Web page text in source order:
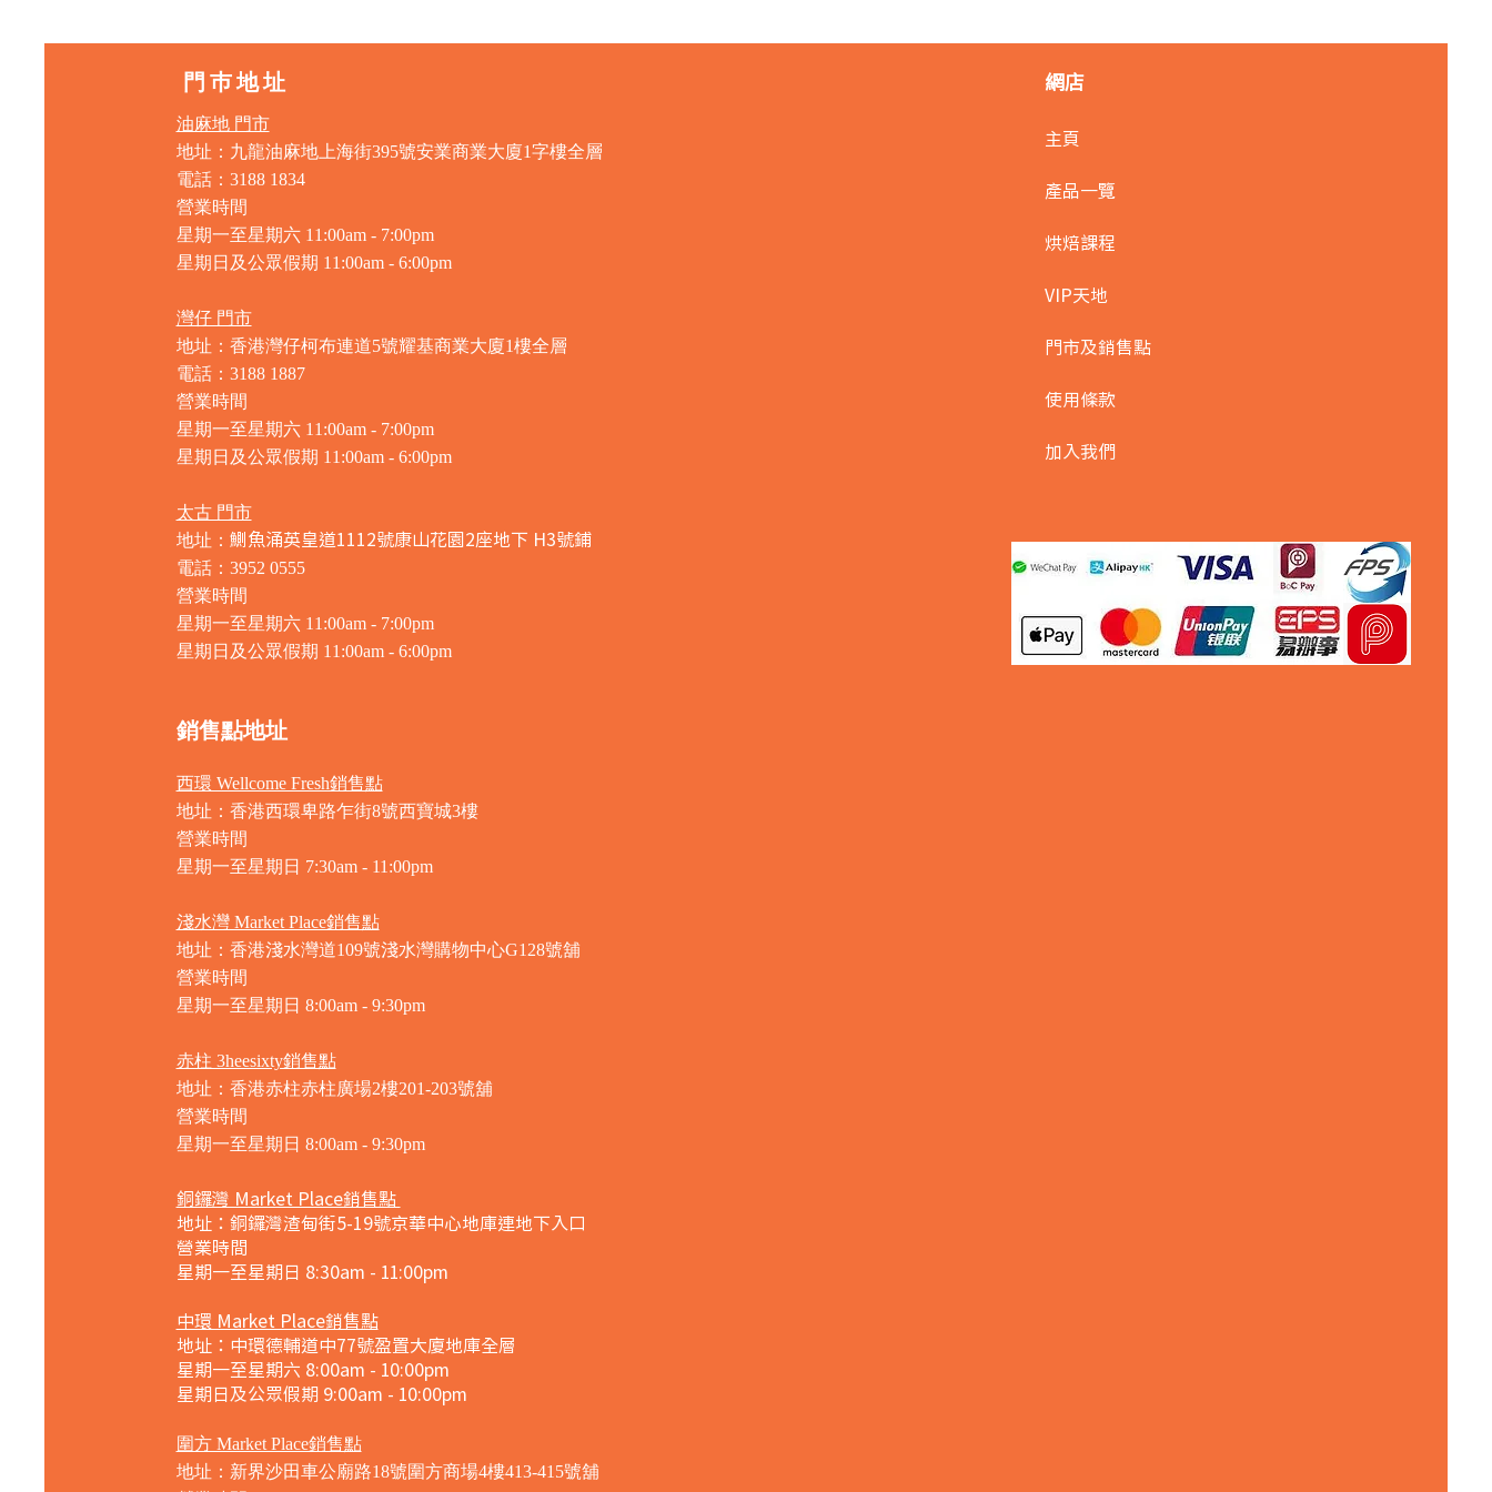
門巿地址
油麻地 門市
地址：九龍油麻地上海街395號安業商業大廈1字樓全層
電話：3188 1834
營業時間
星期一至星期六 11:00am - 7:00pm
星期日及公眾假期 11:00am - 6:00pm
灣仔 門市
地址：香港灣仔柯布連道5號耀基商業大廈1樓全層
電話：3188 1887
營業時間
星期一至星期六 11:00am - 7:00pm
星期日及公眾假期 11:00am - 6:00pm
太古 門市
地址： 鰂魚涌英皇道1112號康山花園2座地下 H3號鋪
電話：3952 0555
營業時間
星期一至星期六 11:00am - 7:00pm
星期日及公眾假期 11:00am - 6:00pm
銷售點地址
西環 Wellcome Fresh銷售點
地址：香港西環卑路乍街8號西寶城3樓
營業時間
星期一至星期日 7:30am - 11:00pm
淺水灣 Market Place銷售點
地址：香港淺水灣道109號淺水灣購物中心G128號舖
營業時間
星期一至星期日 8:00am - 9:30pm
赤柱 3heesixty銷售點
地址：香港赤柱赤柱廣場2樓201-203號舖
營業時間
星期一至星期日 8:00am - 9:30pm
銅鑼灣 Market Place銷售點
地址：銅鑼灣渣甸街5-19號京華中心地庫連地下入口​
營業時間
星期一至星期日 8:30am - 11:00pm
中環 Market Place銷售點
地址：中環德輔道中77號盈置大廈地庫全層
星期一至星期六 8:00am - 10:00pm
星期日及公眾假期 9:00am - 10:00pm
圍方 Market Place銷售點
地址：新界沙田車公廟路18號圍方商場4樓413-415號舖
網店
主頁
產品一覽
烘焙課程
VIP天地
門市及銷售點
使用條款
加入我們